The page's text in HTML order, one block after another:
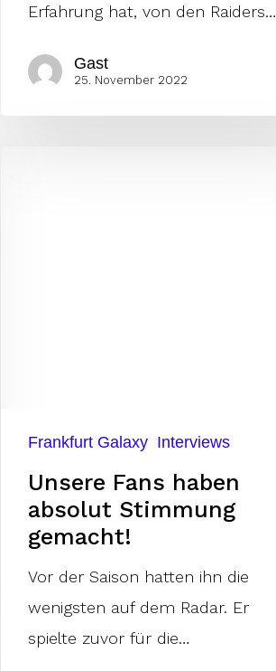
Erfahrung hat, von den Raiders…
Gast
25. November 2022
Frankfurt Galaxy Interviews
Unsere Fans haben
absolut Stimmung
gemacht!
Vor der Saison hatten ihn die
wenigsten auf dem Radar. Er
spielte zuvor für die…